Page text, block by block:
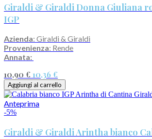
Giraldi & Giraldi Donna Giuliana
IGP
Azienda: Giraldi & Giraldi
Provenienza: Rende
Annata:
10,90 € 10,36 €
Aggiungi al carrello
Anteprima
-5%
Giraldi & Giraldi Arintha bianco